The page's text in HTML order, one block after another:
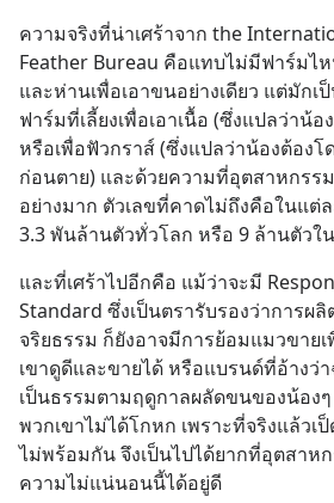
ความจริงที่น่าเศร้าจาก the
Feather Bureau คือแทบไม่มีฟาร์มไห
และห่านเพื่อเอาขนอย่างเดียว แต่มักเ
ฟาร์มที่เลี้ยงเพื่อเอาเนื้อ (ซึ่งแปลว่าน้
หรือเพื่อฟัวกราส์ (ซึ่งแปลว่าน้องต้อง
ก่อนตาย) และด้วยความที่อุตสาหกรร
อย่างมาก ตัวเลขที่คาดไม่ถึงคือในแต่
3.3 พันล้านตัวทั่วโลก หรือ 9 ล้านตัวใ
และที่เศร้าไปอีกคือ แม้ว่าจะมี
Standard ซึ่งเป็นตรารับรองว่าการผ
จริยธรรม ก็ยังอาจมีการย้อมแมวขาย
เขาดูดีและขายได้ หรือแบรนด์ที่อ้างว่
เป็นธรรมตามฤดูกาลผลัดขนของน้อง
พวกเขาไม่ได้โกหก เพราะที่จริงแล้ว
ไม่พร้อมกัน จึงเป็นไปได้ยากที่อุตสาห
ความไม่แน่นอนนี้ได้อยู่ดี